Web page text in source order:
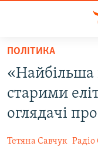
Перейти
основного
матеріалу
Перейти
до
основної
ВІДЕО ТА ФОТО
БЛОГИ
ПОЛІТИКА
«Найбільша
старими
оглядачі
Тетяна Савчук Радіо